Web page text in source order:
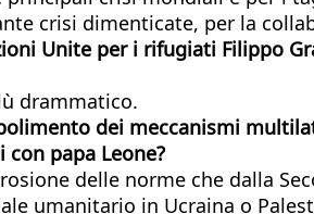
crisi dimenticate, per la
Unite per i rifugiati Filippo
drammatico.
dei meccanismi
papa Leone?
delle norme che dalla
umanitario in Ucraina o